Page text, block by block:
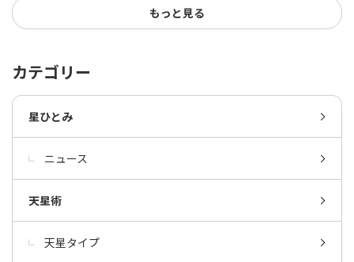
もっと見る
カテゴリー
星ひとみ
ニュース
天星術
天星タイプ